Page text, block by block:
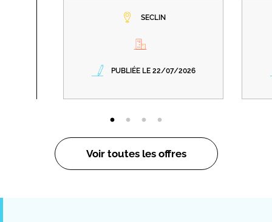
SECLIN
PUBLIÉE LE 22/07/2026
Voir toutes les offres